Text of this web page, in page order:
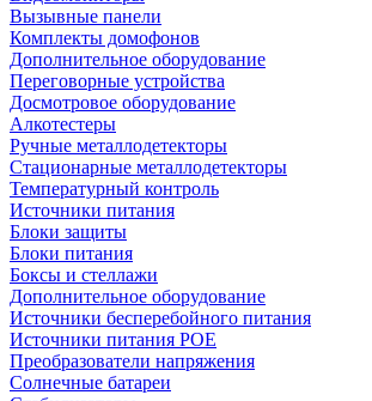
Вызывные панели
Комплекты домофонов
Дополнительное оборудование
Переговорные устройства
Досмотровое оборудование
Алкотестеры
Ручные металлодетекторы
Стационарные металлодетекторы
Температурный контроль
Источники питания
Блоки защиты
Блоки питания
Боксы и стеллажи
Дополнительное оборудование
Источники бесперебойного питания
Источники питания POE
Преобразователи напряжения
Солнечные батареи